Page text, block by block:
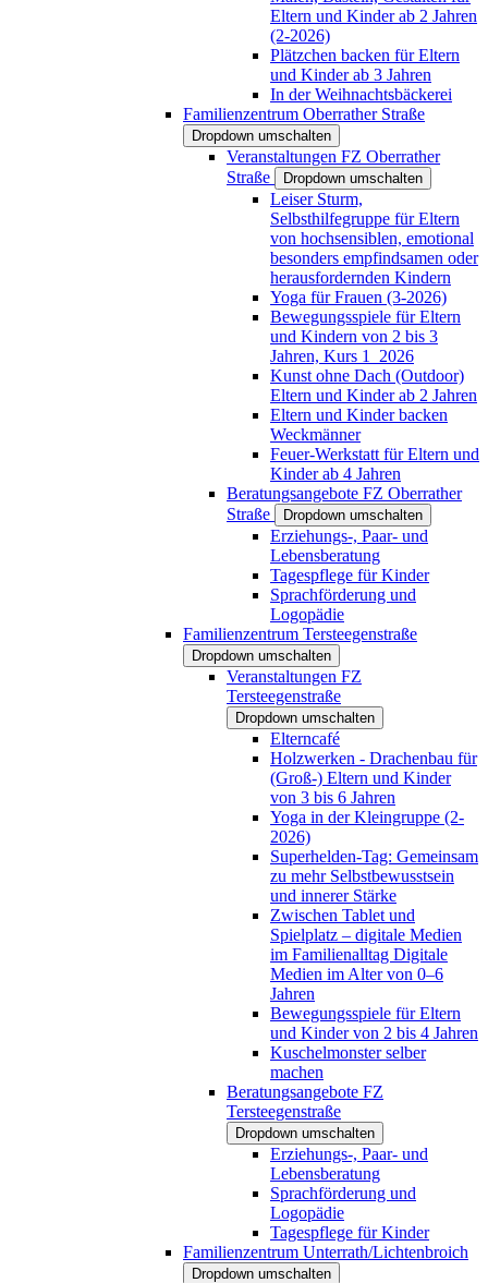
Eltern und Kinder ab 2 Jahren
(2-2026)
Plätzchen backen für Eltern
und Kinder ab 3 Jahren
In der Weihnachtsbäckerei
Familienzentrum Oberrather Straße
Dropdown umschalten
Veranstaltungen FZ Oberrather
Straße
Dropdown umschalten
Leiser Sturm,
Selbsthilfegruppe für Eltern
von hochsensiblen, emotional
besonders empfindsamen oder
herausfordernden Kindern
Yoga für Frauen (3-2026)
Bewegungsspiele für Eltern
und Kindern von 2 bis 3
Jahren, Kurs 1_2026
Kunst ohne Dach (Outdoor)
Eltern und Kinder ab 2 Jahren
Eltern und Kinder backen
Weckmänner
Feuer-Werkstatt für Eltern und
Kinder ab 4 Jahren
Beratungsangebote FZ Oberrather
Straße
Dropdown umschalten
Erziehungs-, Paar- und
Lebensberatung
Tagespflege für Kinder
Sprachförderung und
Logopädie
Familienzentrum Tersteegenstraße
Dropdown umschalten
Veranstaltungen FZ
Tersteegenstraße
Dropdown umschalten
Elterncafé
Holzwerken - Drachenbau für
(Groß-) Eltern und Kinder
von 3 bis 6 Jahren
Yoga in der Kleingruppe (2-
2026)
Superhelden-Tag: Gemeinsam
zu mehr Selbstbewusstsein
und innerer Stärke
Zwischen Tablet und
Spielplatz – digitale Medien
im Familienalltag Digitale
Medien im Alter von 0–6
Jahren
Bewegungsspiele für Eltern
und Kinder von 2 bis 4 Jahren
Kuschelmonster selber
machen
Beratungsangebote FZ
Tersteegenstraße
Dropdown umschalten
Erziehungs-, Paar- und
Lebensberatung
Sprachförderung und
Logopädie
Tagespflege für Kinder
Familienzentrum Unterrath/Lichtenbroich
Dropdown umschalten